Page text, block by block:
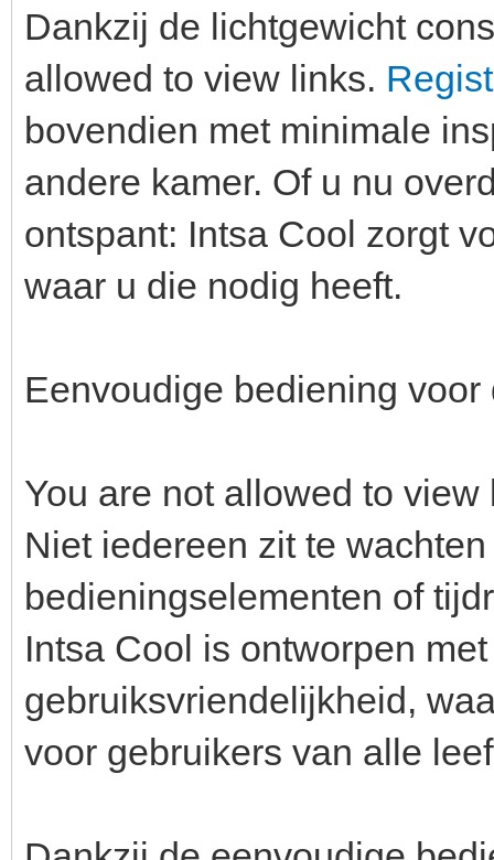
Dankzij de lichtgewicht
allowed to view links.
bovendien met minimale
andere kamer. Of u nu
ontspant: Intsa Cool zorgt
waar u die nodig heeft.
Eenvoudige bediening
You are not allowed to
Niet iedereen zit te
bedieningselementen of
Intsa Cool is ontworpen
gebruiksvriendelijkheid,
voor gebruikers van alle